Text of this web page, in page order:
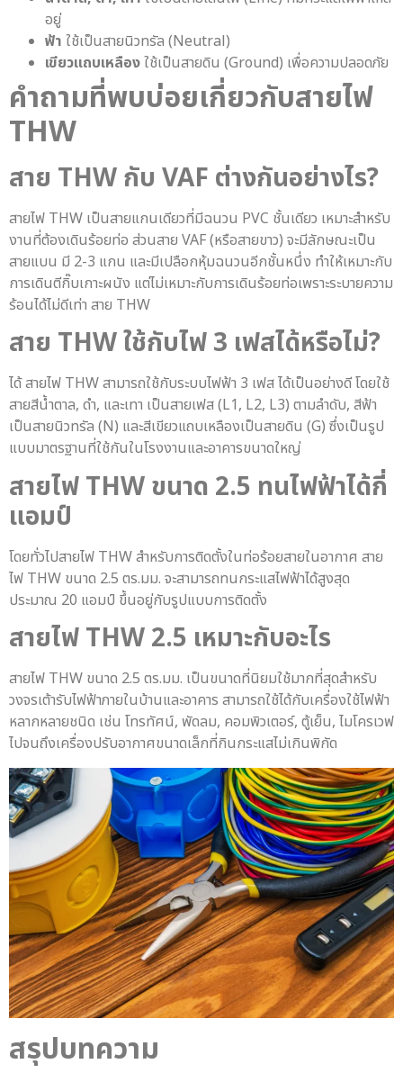
อยู่
ฟ้า ใช้เป็นสายนิวทรัล (Neutral)
เขียวแถบเหลืองใช้เป็นสายดิน (Ground) เพื่อความปลอดภัย
คำถามที่พบบ่อยเกี่ยวกับสายไฟ
THW
สาย THWกับ VAF ต่างกันอย่างไร?
สายไฟ THW เป็นสายแกนเดียวที่มีฉนวน PVC ชั้นเดียว เหมาะสำหรับ
งานที่ต้องเดินร้อยท่อ ส่วนสาย VAF (หรือสายขาว) จะมีลักษณะเป็น
สายแบน มี 2-3 แกน และมีเปลือกหุ้มฉนวนอีกชั้นหนึ่ง ทำให้เหมาะกับ
การเดินตีกิ๊บเกาะผนัง แต่ไม่เหมาะกับการเดินร้อยท่อเพราะระบายความ
ร้อนได้ไม่ดีเท่า สาย THW
สาย THWใช้กับไฟ 3 เฟสได้หรือไม่?
ได้ สายไฟ THW สามารถใช้กับระบบไฟฟ้า 3 เฟส ได้เป็นอย่างดี โดยใช้
สายสีน้ำตาล, ดำ, และเทา เป็นสายเฟส (L1, L2, L3) ตามลำดับ, สีฟ้า
เป็นสายนิวทรัล (N) และสีเขียวแถบเหลืองเป็นสายดิน (G) ซึ่งเป็นรูป
แบบมาตรฐานที่ใช้กันในโรงงานและอาคารขนาดใหญ่
สายไฟ THWขนาด 2.5 ทนไฟฟ้าได้กี่
แอมป์
โดยทั่วไปสายไฟ THW สำหรับการติดตั้งในท่อร้อยสายในอากาศ สาย
ไฟ THW ขนาด 2.5 ตร.มม. จะสามารถทนกระแสไฟฟ้าได้สูงสุด
ประมาณ 20 แอมป์ ขึ้นอยู่กับรูปแบบการติดตั้ง
สายไฟ THW 2.5 เหมาะกับอะไร
สายไฟ THW ขนาด 2.5 ตร.มม. เป็นขนาดที่นิยมใช้มากที่สุดสำหรับ
วงจรเต้ารับไฟฟ้าภายในบ้านและอาคาร สามารถใช้ได้กับเครื่องใช้ไฟฟ้า
หลากหลายชนิด เช่น โทรทัศน์, พัดลม, คอมพิวเตอร์, ตู้เย็น, ไมโครเวฟ
ไปจนถึงเครื่องปรับอากาศขนาดเล็กที่กินกระแสไม่เกินพิกัด
สรุปบทความ